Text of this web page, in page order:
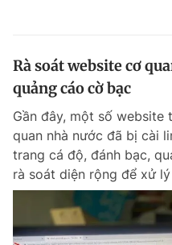
Rà soát website cơ
quảng cáo cờ bạc
Gần đây, một số website
quan nhà nước đã bị cài
trang cá độ, đánh bạc,
rà soát diện rộng để xử